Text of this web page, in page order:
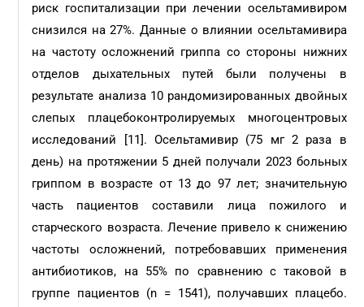
риск госпитализации при лечении осельтамивиром
снизился на 27%. Данные о влиянии осельтамивира
на частоту осложнений гриппа со стороны нижних
отделов дыхательных путей были получены в
результате анализа 10 рандомизированных двойных
слепых плацебоконтролируемых многоцентровых
исследований [11]. Осельтамивир (75 мг 2 раза в
день) на протяжении 5 дней получали 2023 больных
гриппом в возрасте от 13 до 97 лет; значительную
часть пациентов составили лица пожилого и
старческого возраста. Лечение привело к снижению
частоты осложнений, потребовавших применения
антибиотиков, на 55% по сравнению с таковой в
группе пациентов (n = 1541), получавших плацебо.